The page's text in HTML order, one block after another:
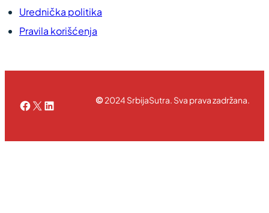
Urednička politika
Pravila korišćenja
Facebook
X LinkedIn©2024 SrbijaSutra. Sva prava zadržana.